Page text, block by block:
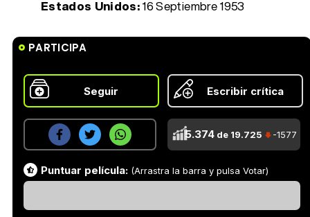
Estados Unidos:16 Septiembre 1953
PARTICIPA
Seguir Escribir crítica
5.374 de 19.725 -1577
Puntuar película: (Arrastra la barra y pulsa Votar)